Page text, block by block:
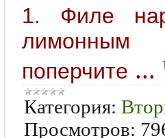
1. Филе
лимонным
поперчите ...
Категория:
Просмотров: